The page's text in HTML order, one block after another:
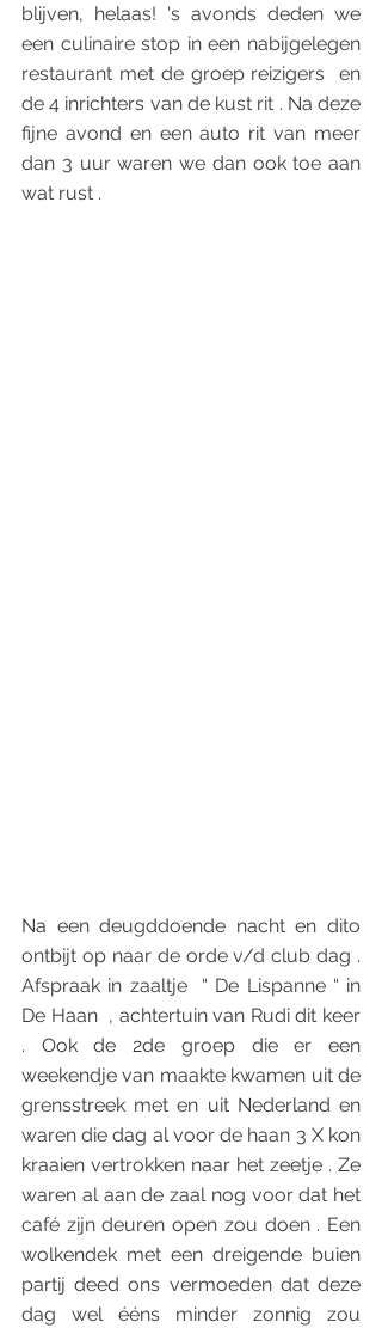
blijven, helaas! 's avonds deden we
een culinaire stop in een nabijgelegen
restaurant met de groep reizigers  en
de 4 inrichters van de kust rit . Na deze
fijne avond en een auto rit van meer
dan 3 uur waren we dan ook toe aan
wat rust .
Na een deugddoende nacht en dito
ontbijt op naar de orde v/d club dag .
Afspraak in zaaltje  “ De Lispanne “ in
De Haan  , achtertuin van Rudi dit keer
. Ook de 2de groep die er een
weekendje van maakte kwamen uit de
grensstreek met en uit Nederland en
waren die dag al voor de haan 3 X kon
kraaien vertrokken naar het zeetje . Ze
waren al aan de zaal nog voor dat het
café zijn deuren open zou doen . Een
wolkendek met een dreigende buien
partij deed ons vermoeden dat deze
dag wel ééns minder zonnig zou